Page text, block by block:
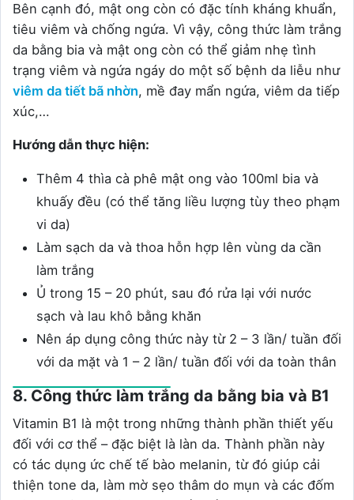
Bên cạnh đó, mật ong còn có đặc tính kháng khuẩn,
tiêu viêm và chống ngứa. Vì vậy, công thức làm trắng
da bằng bia và mật ong còn có thể giảm nhẹ tình
trạng viêm và ngứa ngáy do một số bệnh da liễu như
viêm da tiết bã nhờn, mề đay mẩn ngứa, viêm da tiếp
xúc,…
Hướng dẫn thực hiện:
Thêm 4 thìa cà phê mật ong vào 100ml bia và
khuấy đều (có thể tăng liều lượng tùy theo phạm
vi da)
Làm sạch da và thoa hỗn hợp lên vùng da cần
làm trắng
Ủ trong 15 – 20 phút, sau đó rửa lại với nước
sạch và lau khô bằng khăn
Nên áp dụng công thức này từ 2 – 3 lần/ tuần đối
với da mặt và 1 – 2 lần/ tuần đối với da toàn thân
8. Công thức làm trắng da bằng bia và B1
Vitamin B1 là một trong những thành phần thiết yếu
đối với cơ thể – đặc biệt là làn da. Thành phần này
có tác dụng ức chế tế bào melanin, từ đó giúp cải
thiện tone da, làm mờ sẹo thâm do mụn và các đốm